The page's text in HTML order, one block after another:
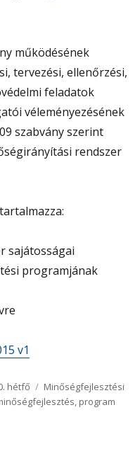
működésének
tervezési, ellenőrzési,
feladatok
véleményezésének
szabvány szerint
rendszer
sajátosságai
programjának
v1
hétfő Kategória
Minőségfejlesztési
, program